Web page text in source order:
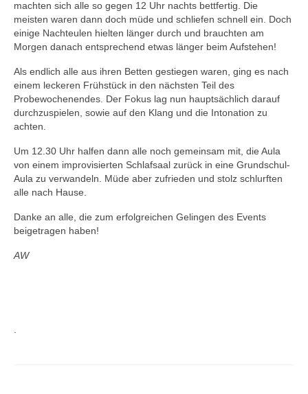
machten sich alle so gegen 12 Uhr nachts bettfertig. Die
meisten waren dann doch müde und schliefen schnell ein. Doch
einige Nachteulen hielten länger durch und brauchten am
Morgen danach entsprechend etwas länger beim Aufstehen!
Als endlich alle aus ihren Betten gestiegen waren, ging es nach
einem leckeren Frühstück in den nächsten Teil des
Probewochenendes. Der Fokus lag nun hauptsächlich darauf
durchzuspielen, sowie auf den Klang und die Intonation zu
achten.
Um 12.30 Uhr halfen dann alle noch gemeinsam mit, die Aula
von einem improvisierten Schlafsaal zurück in eine Grundschul-
Aula zu verwandeln. Müde aber zufrieden und stolz schlurften
alle nach Hause.
Danke an alle, die zum erfolgreichen Gelingen des Events
beigetragen haben!
AW
.